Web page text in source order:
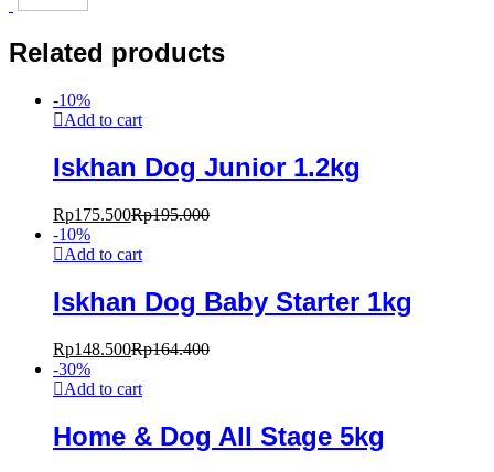
Related products
-10%
Add to cart
Iskhan Dog Junior 1.2kg
Rp175.500Rp195.000
-10%
Add to cart
Iskhan Dog Baby Starter 1kg
Rp148.500Rp164.400
-30%
Add to cart
Home & Dog All Stage 5kg